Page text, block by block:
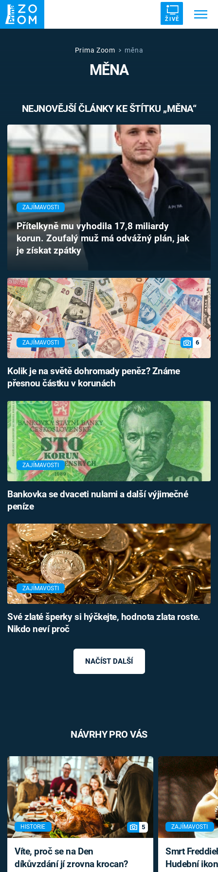
ŽIVĚ
UFO DRUHÁ SVĚTOVÁ VÁLKA
VETŘELCI DÁVNOVĚKU
Témata
Témata
Pořady
TV Program
Časopis
Sledujte prima+
Přihlášení
Sledujte nás
Prima Zoom měna
MĚNA
NEJNOVĚJŠÍ ČLÁNKY KE ŠTÍTKU „MĚNA“
ZAJÍMAVOSTI
Přítelkyně mu vyhodila 17,8 miliardy
korun. Zoufalý muž má odvážný plán, jak
je získat zpátky
ZAJÍMAVOSTI 6
Kolik je na světě dohromady peněz? Známe
přesnou částku v korunách
ZAJÍMAVOSTI
Bankovka se dvaceti nulami a další výjimečné
peníze
ZAJÍMAVOSTI
Své zlaté šperky si hýčkejte, hodnota zlata roste.
Nikdo neví proč
NAČÍST DALŠÍ
NÁVRHY PRO VÁS
HISTORIE 5
Víte, proč se na Den
díkůvzdání jí zrovna krocan?
ZAJÍMAVOSTI
Smrt
Hudební